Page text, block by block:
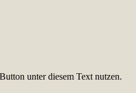
unter diesem Text nutzen.